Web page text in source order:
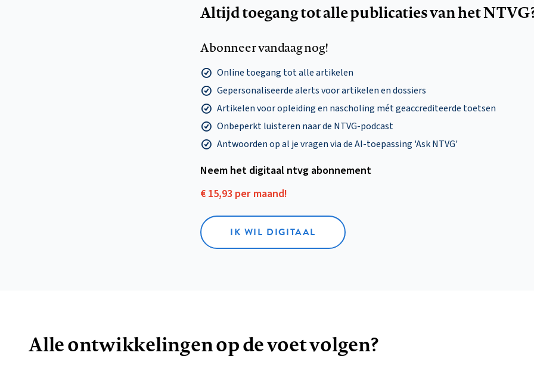
Altijd toegang tot alle publicaties van het
Abonneer vandaag nog!
Online toegang tot alle artikelen
Gepersonaliseerde alerts voor artikelen en dossiers
Artikelen voor opleiding en nascholing mét geaccrediteerde toetsen
Onbeperkt luisteren naar de NTVG-podcast
Antwoorden op al je vragen via de AI-toepassing 'Ask NTVG'
Neem het digitaal ntvg abonnement
€ 15,93 per maand!
IK WIL DIGITAAL
Alle ontwikkelingen op de voet volgen?